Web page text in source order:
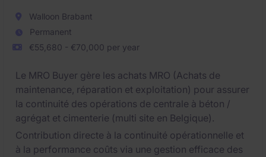
Walloon Brabant
Permanent
€55,680 - €70,000 per year
Le MRO Buyer gère les achats MRO (Achats de
maintenance, réparation et exploitation) pour assurer
la continuité des opérations de centrale à béton /
agrégat et cimenterie (multi site en Belgique).
Contribution directe à la continuité opérationnelle et
à la performance coûts via une gestion efficace des